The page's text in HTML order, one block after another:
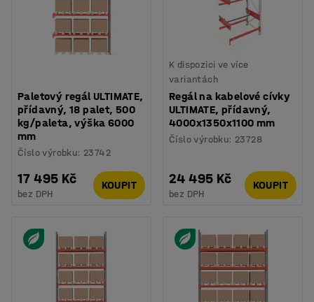
Paletový regál ULTIMATE,
přídavný, 18 palet, 500
kg/paleta, výška 6000
mm
Číslo výrobku: 23742
17 495 Kč
bez DPH
KOUPIT
K dispozici ve více
variantách
Regál na kabelové cívky
ULTIMATE, přídavný,
4000x1350x1100 mm
Číslo výrobku: 23728
24 495 Kč
bez DPH
KOUPIT